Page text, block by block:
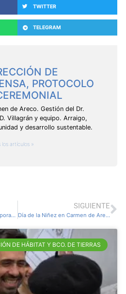
TWITTER
TELEGRAM
DE
PROTOCOLO
de Areco. Gestión del Dr.
Villagrán y equipo. Arraigo,
y desarrollo sustentable.
los artículos »
Municipios de Pie: más incorporaciones al patrimonio municipal
SIGUIENTE
Día de la Niñez en Carmen de Areco
DE HÁBITAT Y BCO. DE TIERRAS